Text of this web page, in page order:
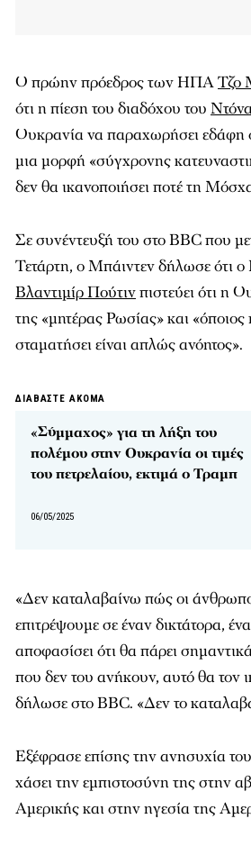
Ο πρώην πρόεδρος των ΗΠΑΤζο
ότι η πίεση του διαδόχου του
Ουκρανία να παραχωρήσει εδάφη
μια μορφή «σύγχρονης
δεν θα ικανοποιήσει ποτέ τη
Σε συνέντευξή του στο BBC που
Τετάρτη, ο Μπάιντεν δήλωσε ότι
Βλαντιμίρ Πούτινπιστεύει ότι η
της «μητέρας Ρωσίας» και «όποιος
σταματήσει είναι απλώς ανόητος».
ΔΙΑΒΑΣΤΕ ΑΚΟΜΑ
«Σύμμαχος» για τη λήξη του
πολέμου στην Ουκρανία οι τιμές
του πετρελαίου, εκτιμά ο Τραμπ
06/05/2025
«Δεν καταλαβαίνω πώς οι
επιτρέψουμε σε έναν δικτάτορα,
αποφασίσει ότι θα πάρει
που δεν του ανήκουν, αυτό θα τον
δήλωσε στο BBC. «Δεν το
Εξέφρασε επίσης την ανησυχία
χάσει την εμπιστοσύνη της στην
Αμερικής και στην ηγεσία της